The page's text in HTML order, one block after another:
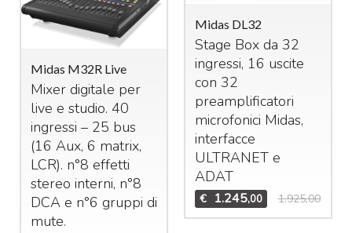
Midas M32R Live
Mixer digitale per
live e studio. 40
ingressi – 25 bus
(16 Aux, 6 matrix,
LCR). n°8 effetti
stereo interni, n°8
DCAe n°6 gruppi di
mute.
Midas DL32
Stage Box da 32
ingressi, 16 uscite
con 32
preamplificatori
microfonici Midas,
interfacce
ULTRANETe
ADAT
€ 1.245,00 1.925,00